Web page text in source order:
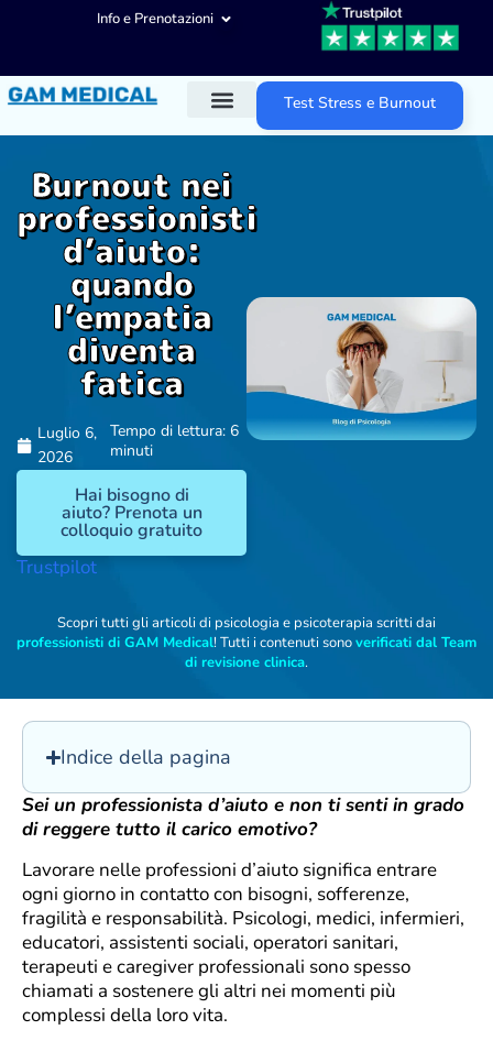
Info e Prenotazioni
Test Stress e Burnout
Burnout nei
professionisti
d’aiuto:
quando
l’empatia
diventa
fatica
Luglio 6,
2026
Tempo di lettura: 6
minuti
Hai bisogno di
aiuto? Prenota un
colloquio gratuito
Trustpilot
Scopri tutti gli articoli di psicologia e psicoterapia scritti dai
professionisti di GAM Medical! Tutti i contenuti sonoverificati dal Team
di revisione clinica.
Indice della pagina
Sei un professionista d’aiuto e non ti senti in grado
di reggere tutto il carico emotivo?
Lavorare nelle professioni d’aiuto significa entrare
ogni giorno in contatto con bisogni, sofferenze,
fragilità e responsabilità. Psicologi, medici, infermieri,
educatori, assistenti sociali, operatori sanitari,
terapeuti e caregiver professionali sono spesso
chiamati a sostenere gli altri nei momenti più
complessi della loro vita.